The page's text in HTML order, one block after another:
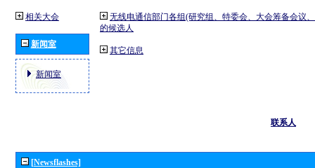
相关大会
新闻室
新闻室
无线电通信部门各组(研究组、特委会、大会筹备会议
的候选人
其它信息
联系人
[Newsflashes]